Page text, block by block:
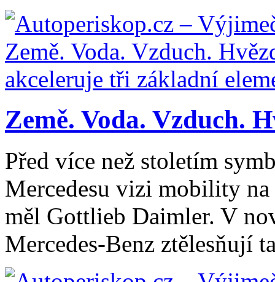
Země. Voda. Vzduch.
Před více než stoletím
Mercedesu vizi mobility
měl Gottlieb Daimler. V
Mercedes‑Benz ztělesňují